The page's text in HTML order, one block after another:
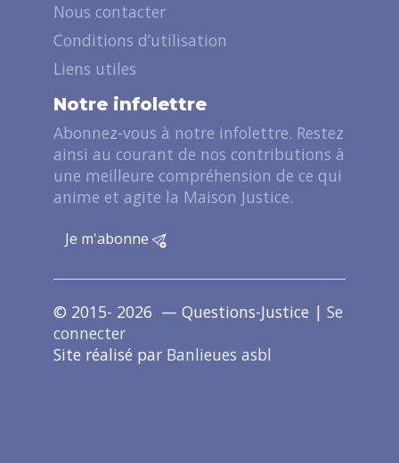
Nous contacter
Conditions d’utilisation
Liens utiles
Notre infolettre
Abonnez-vous à notre infolettre. Restez
ainsi au courant de nos contributions à
une meilleure compréhension de ce qui
anime et agite la Maison Justice.
Je m'abonne
© 2015- 2026 — Questions-Justice | Se
connecter
Site réalisé par Banlieues asbl